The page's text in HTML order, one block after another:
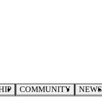
COMMUNITY NEWS